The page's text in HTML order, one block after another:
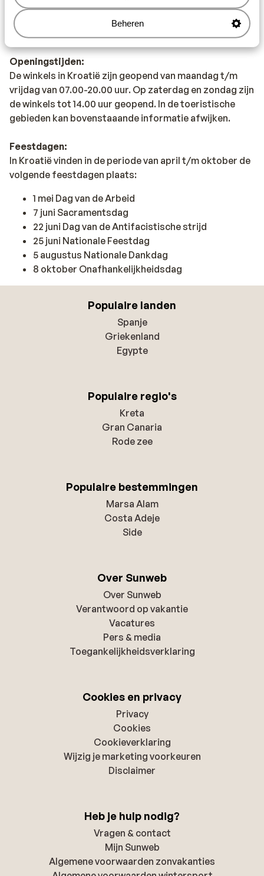
Beheren
Fooien:
Het is in Kroatië de gewoonte om in bars en restaurants
ongeveer 10% fooi te geven.
Openingstijden:
De winkels in Kroatië zijn geopend van maandag t/m
vrijdag van 07.00-20.00 uur. Op zaterdag en zondag zijn
de winkels tot 14.00 uur geopend. In de toeristische
gebieden kan bovenstaaande informatie afwijken.
Feestdagen:
In Kroatië vinden in de periode van april t/m oktober de
volgende feestdagen plaats:
1 mei Dag van de Arbeid
7 juni Sacramentsdag
22 juni Dag van de Antifacistische strijd
25 juni Nationale Feestdag
5 augustus Nationale Dankdag
8 oktober Onafhankelijkheidsdag
Populaire landen
Spanje
Griekenland
Egypte
Populaire regio's
Kreta
Gran Canaria
Rode zee
Populaire bestemmingen
Marsa Alam
Costa Adeje
Side
Over Sunweb
Over Sunweb
Verantwoord op vakantie
Vacatures
Pers & media
Toegankelijkheidsverklaring
Cookies en privacy
Privacy
Cookies
Cookieverklaring
Wijzig je marketing voorkeuren
Disclaimer
Heb je hulp nodig?
Vragen & contact
Mijn Sunweb
Algemene voorwaarden zonvakanties